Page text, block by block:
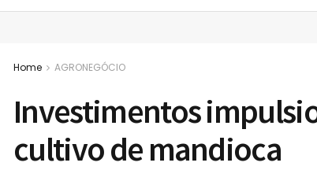
Home AGRONEGÓCIO
Investimentos
cultivo de mandioca